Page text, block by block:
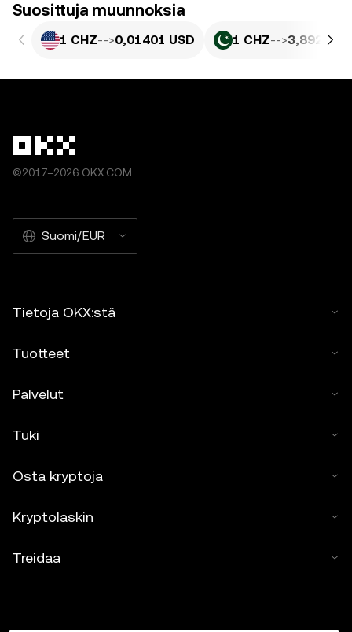
Suosittuja muunnoksia
1 CHZ-->0,01401 USD 1 CHZ-->3,892 PKR
©2017–2026 OKX.COM
Suomi/EUR
Tietoja OKX:stä
Tuotteet
Palvelut
Tuki
Osta kryptoja
Kryptolaskin
Treidaa